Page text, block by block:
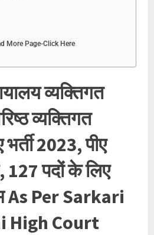
Click Here
व्यक्तिगत
व्यक्तिगत
2023, पीए
127 पदों के लिए
As Per Sarkari
High Court